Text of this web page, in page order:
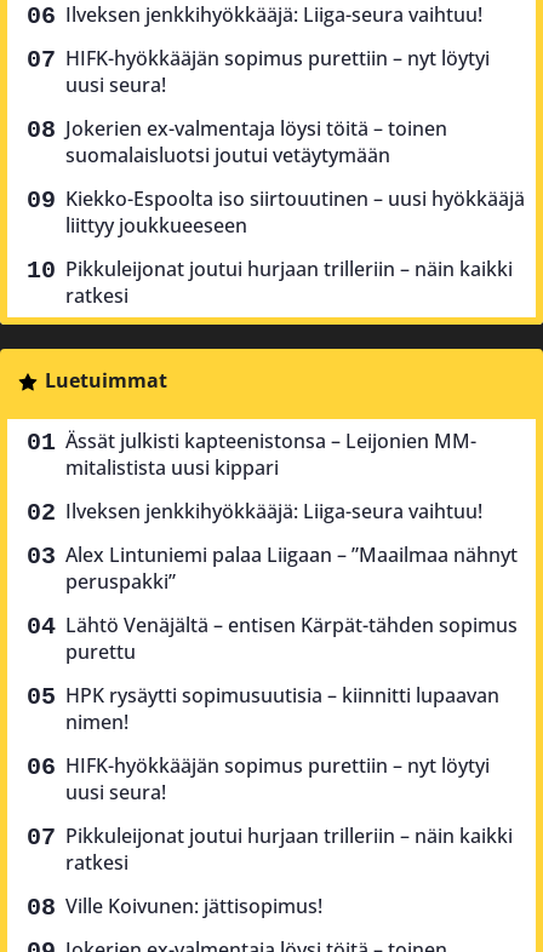
Ilveksen jenkkihyökkääjä: Liiga-seura vaihtuu!
HIFK-hyökkääjän sopimus purettiin – nyt löytyi
uusi seura!
Jokerien ex-valmentaja löysi töitä – toinen
suomalaisluotsi joutui vetäytymään
Kiekko-Espoolta iso siirtouutinen – uusi hyökkääjä
liittyy joukkueeseen
Pikkuleijonat joutui hurjaan trilleriin – näin kaikki
ratkesi
Luetuimmat
Ässät julkisti kapteenistonsa – Leijonien MM-
mitalistista uusi kippari
Ilveksen jenkkihyökkääjä: Liiga-seura vaihtuu!
Alex Lintuniemi palaa Liigaan – ”Maailmaa nähnyt
peruspakki”
Lähtö Venäjältä – entisen Kärpät-tähden sopimus
purettu
HPK rysäytti sopimusuutisia – kiinnitti lupaavan
nimen!
HIFK-hyökkääjän sopimus purettiin – nyt löytyi
uusi seura!
Pikkuleijonat joutui hurjaan trilleriin – näin kaikki
ratkesi
Ville Koivunen: jättisopimus!